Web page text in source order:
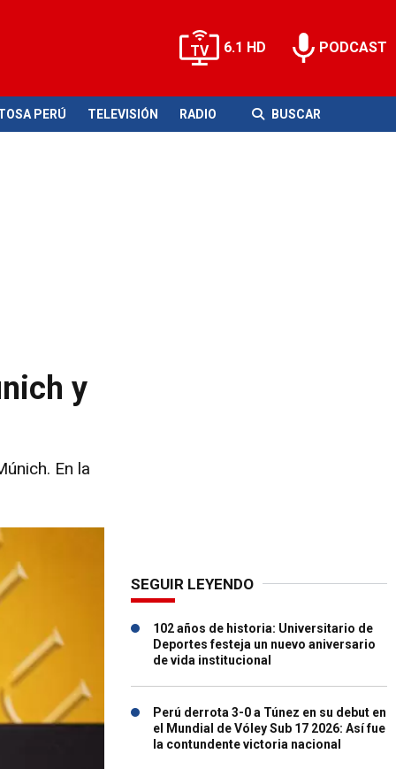
6.1 HD PODCAST
PERÚ TELEVISIÓN RADIO BUSCAR
y
En la
SEGUIR LEYENDO
102 años de historia: Universitario de
Deportes festeja un nuevo aniversario
de vida institucional
Perú derrota 3-0 a Túnez en su debut en
el Mundial de Vóley Sub 17 2026: Así fue
la contundente victoria nacional